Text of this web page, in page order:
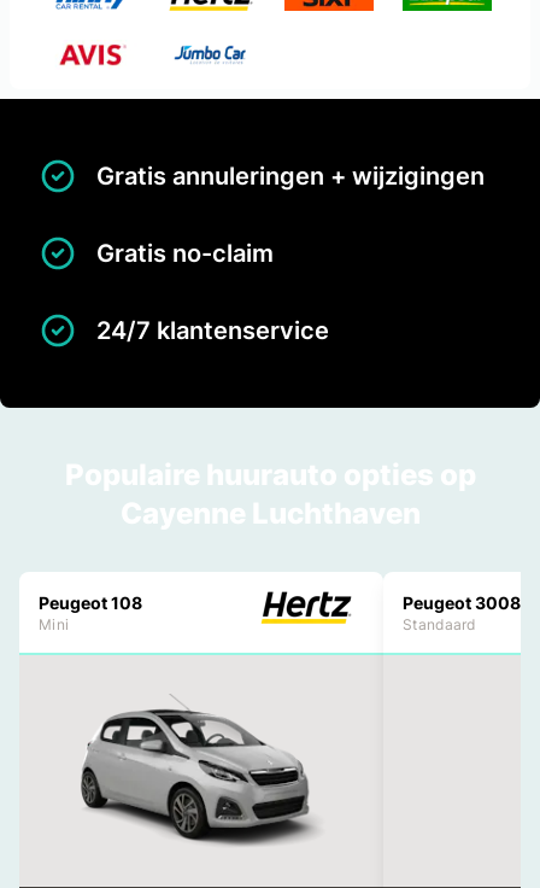
Gratis annuleringen + wijzigingen
Gratis no-claim
24/7 klantenservice
Populaire huurauto opties op
Cayenne Luchthaven
Peugeot 108
Mini
Peugeot 3008
Standaard